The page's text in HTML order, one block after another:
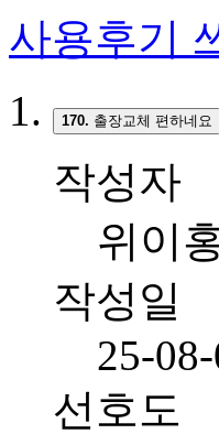
사용후기
170. 출장교체 편하네요
작성자
위이
작성일
25-
선호도